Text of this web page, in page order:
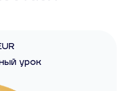
урок